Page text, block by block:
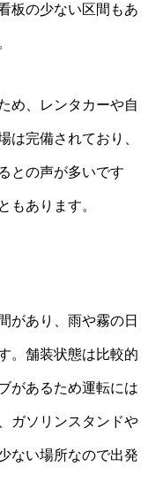
板の少ない区間もあ
め、レンタカーや自
は完備されており、
との声が多いです
もあります。
があり、雨や霧の日
。舗装状態は比較的
があるため運転には
ガソリンスタンドや
ない場所なので出発